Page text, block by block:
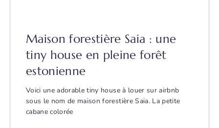
Maison forestière Saia : une
tiny house en pleine forêt
estonienne
Voici une adorable tiny house à louer sur airbnb
sous le nom de maison forestière Saia. La petite
cabane colorée